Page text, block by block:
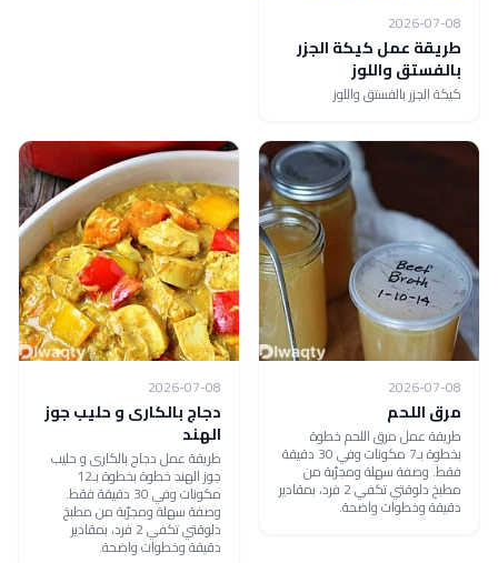
2026-07-08
طريقة عمل كيكة الجزر
بالفستق واللوز
كيكة الجزر بالفستق واللوز
2026-07-08
مرق اللحم
طريقة عمل مرق اللحم خطوة
بخطوة بـ7 مكونات وفي 30 دقيقة
فقط. وصفة سهلة ومجرّبة من
مطبخ دلوقتي تكفي 2 فرد، بمقادير
دقيقة وخطوات واضحة.
2026-07-08
دجاج بالكارى و حليب جوز
الهند
طريقة عمل دجاج بالكارى و حليب
جوز الهند خطوة بخطوة بـ12
مكونات وفي 30 دقيقة فقط.
وصفة سهلة ومجرّبة من مطبخ
دلوقتي تكفي 2 فرد، بمقادير
دقيقة وخطوات واضحة.